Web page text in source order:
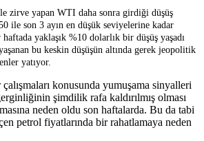
zirve yapan WTI daha sonra girdiği düşüş
ile son 3 ayın en düşük seviyelerine kadar
yaklaşık %10 dolarlık bir düşüş yaşadı
bu keskin düşüşün altında gerek jeopolitik
yatıyor.
konusunda yumuşama sinyalleri
şimdilik rafa kaldırılmış olması
neden oldu son haftalarda. Bu da tabi
petrol fiyatlarında bir rahatlamaya neden